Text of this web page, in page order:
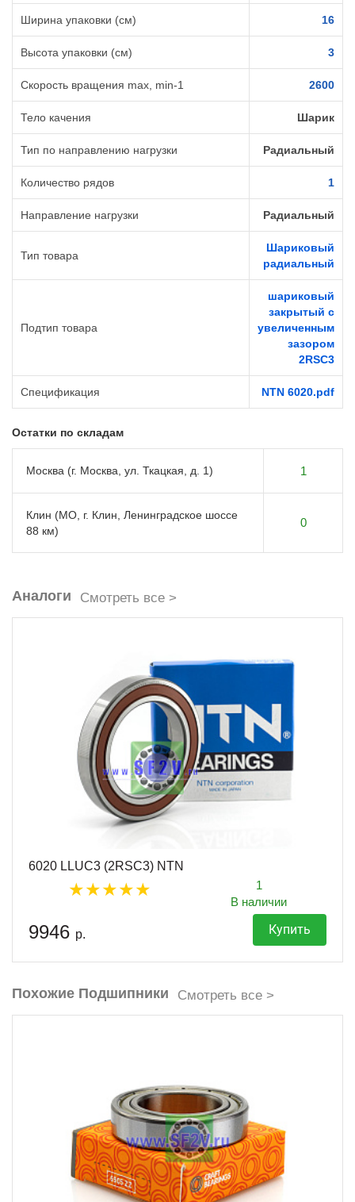
Ширина упаковки (см) 16
Высота упаковки (см) 3
Cкорость вращения max, min-1 2600
Тело качения Шарик
Тип по направлению нагрузки Радиальный
Количество рядов 1
Направление нагрузки Радиальный
Тип товара
Шариковый
радиальный
Подтип товара
шариковый
закрытый с
увеличенным
зазором
2RSС3
Спецификация NTN 6020.pdf
Остатки по складам
Москва (г. Москва, ул. Ткацкая, д. 1) 1
Клин (МО, г. Клин, Ленинградское шоссе
88 км)
0
Аналоги Смотреть все >
6020 LLUC3 (2RSC3) NTN
1
В наличии
9946 р. Купить
Похожие Подшипники Смотреть все >